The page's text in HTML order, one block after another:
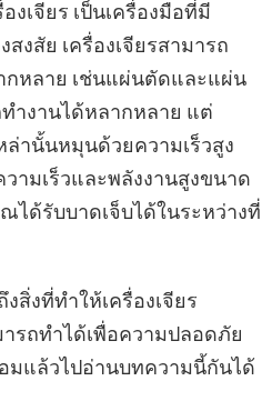
งเจียร เป็นเครื่องมือที่มี
งสัย เครื่องเจียรสามารถ
หลาย เช่นแผ่นตัดและแผ่น
ำงานได้หลากหลาย แต่
ล่านั้นหมุนด้วยความเร็วสูง
ามเร็วและพลังงานสูงขนาด
ด้รับบาดเจ็บได้ในระหว่างที่
สิ่งที่ทำให้เครื่องเจียร